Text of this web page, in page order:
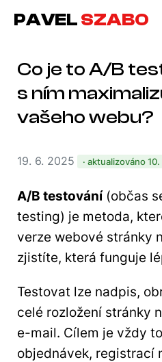
PAVEL SZABO
Co je to A/B
s ním
vašeho webu?
19. 6. 2025 · aktualizováno
A/B testování(občas
testing) je metoda,
verze webové stránky
zjistíte, která funguje
Testovat lze nadpis,
celé rozložení stránky
e-mail. Cílem je vždy
objednávek, registrací